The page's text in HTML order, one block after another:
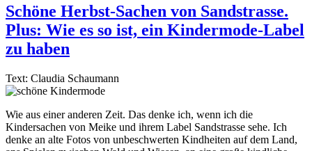
Schöne Herbst-Sachen von Sandstrasse.
Plus: Wie es so ist, ein Kindermode-Label
zu haben
Text: Claudia Schaumann
Wie aus einer anderen Zeit. Das denke ich, wenn ich die
Kindersachen von Meike und ihrem Label Sandstrasse sehe. Ich
denke an alte Fotos von unbeschwerten Kindheiten auf dem Land,